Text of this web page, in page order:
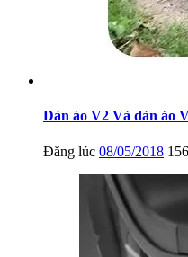
Dàn áo V2 Và dàn áo
Đăng lúc 08/05/2018